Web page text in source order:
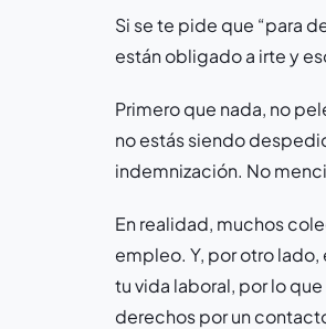
Si se te pide que “para
están obligado a irte y
Primero que nada, no
no estás siendo
indemnización. No
En realidad, muchos
empleo. Y, por otro
tu vida laboral, por lo
derechos por un